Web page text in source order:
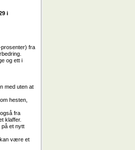
i
fra
og ett i
med uten at
hesten,
fra
klaffer.
på et nytt
kan være et